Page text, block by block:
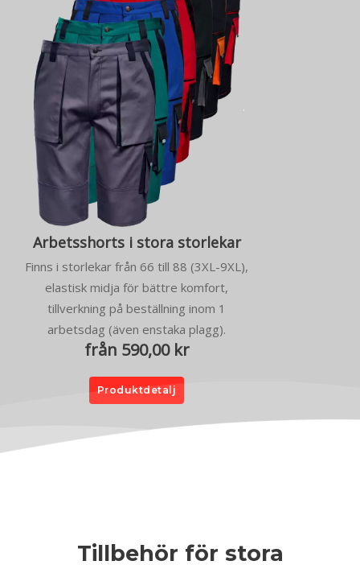
Arbetsshorts i stora storlekar
Finns i storlekar från 66 till 88 (3XL-9XL),
elastisk midja för bättre komfort,
tillverkning på beställning inom 1
arbetsdag (även enstaka plagg).
från 590,00 kr
Produktdetalj
Tillbehör för stora